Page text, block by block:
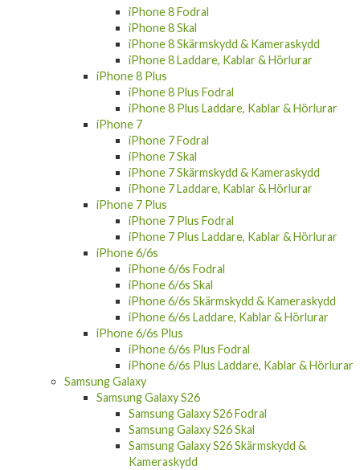
iPhone 8 Fodral
iPhone 8 Skal
iPhone 8 Skärmskydd & Kameraskydd
iPhone 8 Laddare, Kablar & Hörlurar
iPhone 8 Plus
iPhone 8 Plus Fodral
iPhone 8 Plus Laddare, Kablar & Hörlurar
iPhone 7
iPhone 7 Fodral
iPhone 7 Skal
iPhone 7 Skärmskydd & Kameraskydd
iPhone 7 Laddare, Kablar & Hörlurar
iPhone 7 Plus
iPhone 7 Plus Fodral
iPhone 7 Plus Laddare, Kablar & Hörlurar
iPhone 6/6s
iPhone 6/6s Fodral
iPhone 6/6s Skal
iPhone 6/6s Skärmskydd & Kameraskydd
iPhone 6/6s Laddare, Kablar & Hörlurar
iPhone 6/6s Plus
iPhone 6/6s Plus Fodral
iPhone 6/6s Plus Laddare, Kablar & Hörlurar
Samsung Galaxy
Samsung Galaxy S26
Samsung Galaxy S26 Fodral
Samsung Galaxy S26 Skal
Samsung Galaxy S26 Skärmskydd &
Kameraskydd